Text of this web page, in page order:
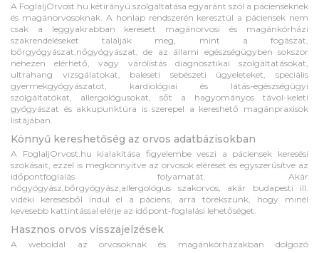
A FoglaljOrvost.hu kétirányú szolgáltatása egyaránt szól a pácienseknek
és magánorvosoknak. A honlap rendszerén keresztül a páciensek nem
csak a leggyakrabban keresett magánorvosi és magánkórházi
szakrendeléseket találják meg, mint a fogászat,
bőrgyógyászat,nőgyógyászat, de az állami egészségügyben sokszor
nehezen elérhető, vagy várólistás diagnosztikai szolgáltatásokat,
ultrahang vizsgálatokat, baleseti sebészeti ügyeleteket, speciális
gyermekgyógyászatot, kardiológiai és látás-egészségügyi
szolgáltatókat, allergológusokat, sőt a hagyományos távol-keleti
gyógyászat és akkupunktúra is szerepel a kereshető magánpraxisok
listájában.
Könnyű kereshetőség az orvos adatbázisokban
A FoglaljOrvost.hu kialakítása figyelembe veszi a páciensek keresési
szokásait, ezzel is megkönnyítve az orvosok elérését és egyszerűsítve az
időpontfoglalás folyamatát. Akár
nőgyógyász,bőrgyógyász,allergológus szakorvos, akár budapesti ill.
vidéki keresésből indul el a páciens, arra törekszünk, hogy minél
kevesebb kattintással elérje az időpont-foglalási lehetőséget.
Hasznos orvos visszajelzések
A weboldal az orvosoknak és magánkórházakban dolgozó